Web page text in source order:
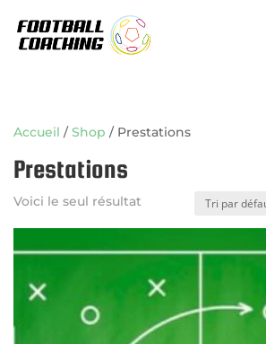
Accueil /Shop / Prestations
Prestations
Voici le seul résultat